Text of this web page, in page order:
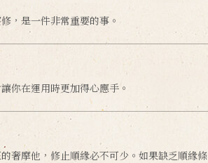
，是一件非常重要的事。
你在運用時更加得心應手。
奢摩他，修止順緣必不可少。如果缺乏順緣條